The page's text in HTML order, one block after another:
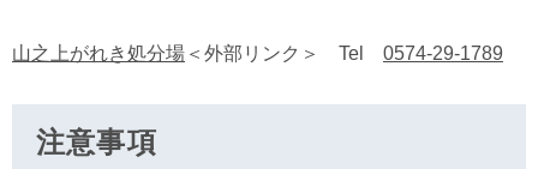
山之上がれき処分場 ＜外部リンク＞ Tel 0574-29-1789
注意事項